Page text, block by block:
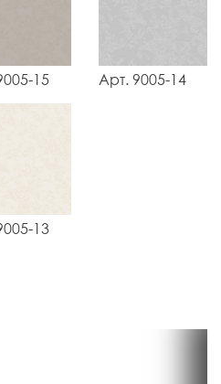
15 Арт. 9005-14
13